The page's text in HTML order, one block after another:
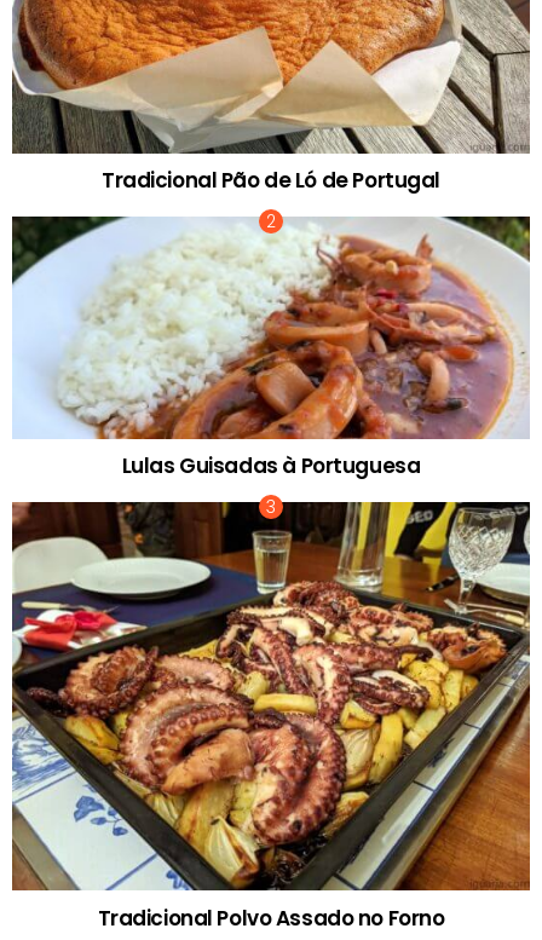
Tradicional Pão de Ló de Portugal
Lulas Guisadas à Portuguesa
Tradicional Polvo Assado no Forno